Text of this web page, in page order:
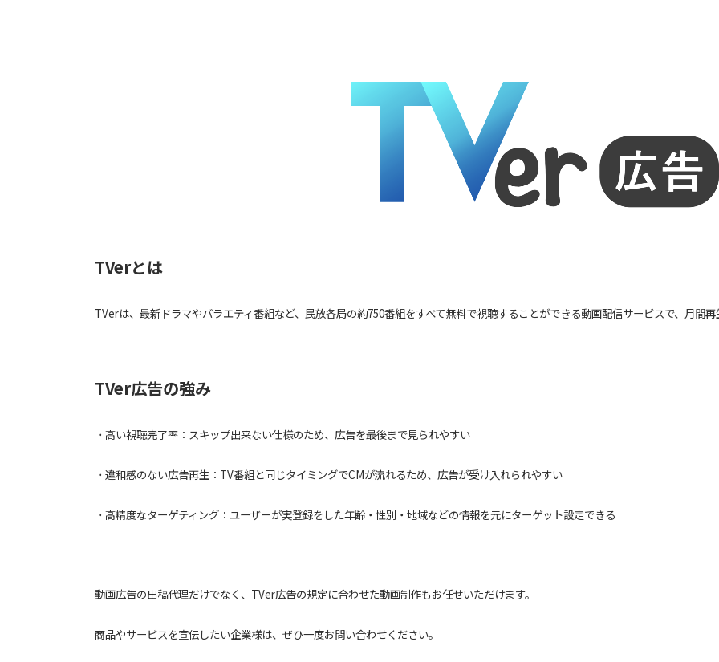
TVerとは
TVerは、最新ドラマやバラエティ番組など、民放各局の約750番組をすべて無料で視聴することができる動画配信サービスで、月間
TVer広告の強み
・高い視聴完了率：スキップ出来ない仕様のため、広告を最後まで見られやすい
・違和感のない広告再生：TV番組と同じタイミングでCMが流れるため、広告が受け入れられやすい
・高精度なターゲティング：ユーザーが実登録をした年齢・性別・地域などの情報を元にターゲット設定できる
動画広告の出稿代理だけでなく、TVer広告の規定に合わせた動画制作もお任せいただけます。
商品やサービスを宣伝したい企業様は、ぜひ一度お問い合わせください。